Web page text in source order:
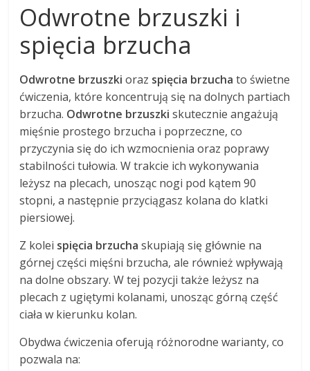
Odwrotne brzuszki i
spięcia brzucha
Odwrotne brzuszki oraz spięcia brzucha to świetne
ćwiczenia, które koncentrują się na dolnych partiach
brzucha. Odwrotne brzuszki skutecznie angażują
mięśnie prostego brzucha i poprzeczne, co
przyczynia się do ich wzmocnienia oraz poprawy
stabilności tułowia. W trakcie ich wykonywania
leżysz na plecach, unosząc nogi pod kątem 90
stopni, a następnie przyciągasz kolana do klatki
piersiowej.
Z kolei spięcia brzucha skupiają się głównie na
górnej części mięśni brzucha, ale również wpływają
na dolne obszary. W tej pozycji także leżysz na
plecach z ugiętymi kolanami, unosząc górną część
ciała w kierunku kolan.
Obydwa ćwiczenia oferują różnorodne warianty, co
pozwala na: